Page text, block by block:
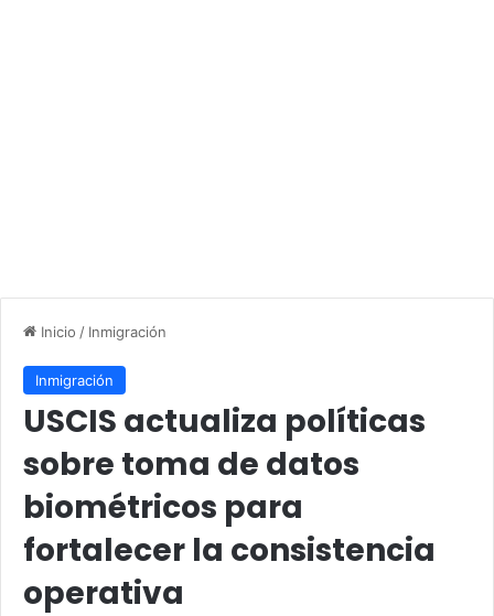
Inicio / Inmigración
Inmigración
USCIS actualiza políticas
sobre toma de datos
biométricos para
fortalecer la consistencia
operativa